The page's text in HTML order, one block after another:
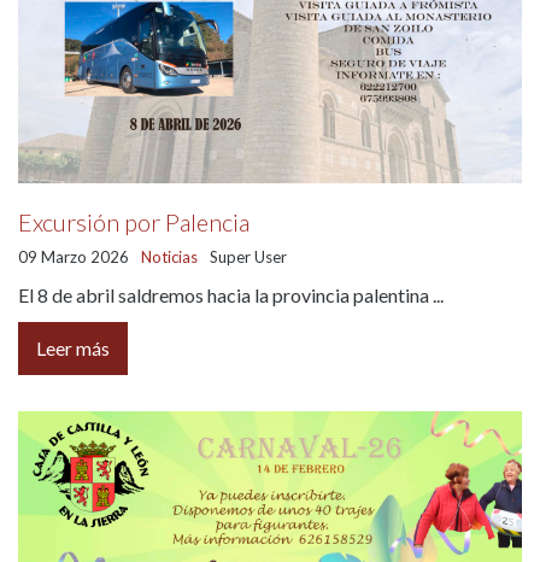
Excursión por Palencia
09 Marzo 2026 Noticias Super User
El 8 de abril saldremos hacia la provincia palentina ...
Leer más